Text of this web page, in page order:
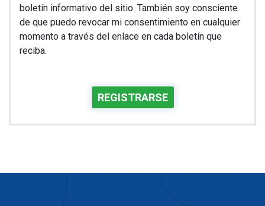
boletín informativo del sitio. También soy consciente
de que puedo revocar mi consentimiento en cualquier
momento a través del enlace en cada boletín que
reciba.